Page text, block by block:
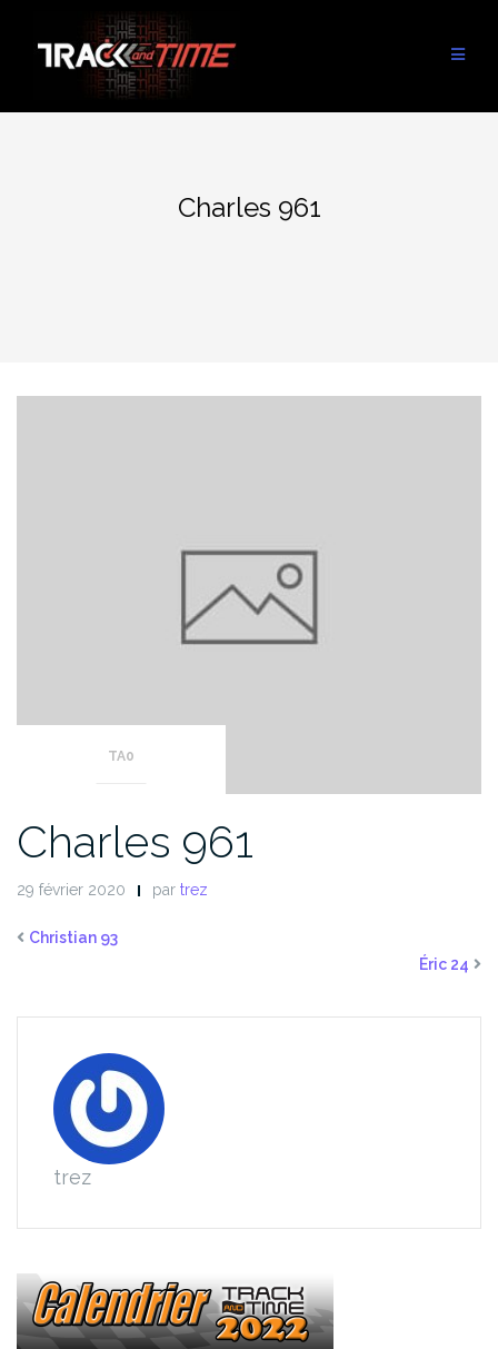
contenu
Charles 961
TA0
Charles 961
29 février 2020 par trez
Christian 93
Éric 24
trez